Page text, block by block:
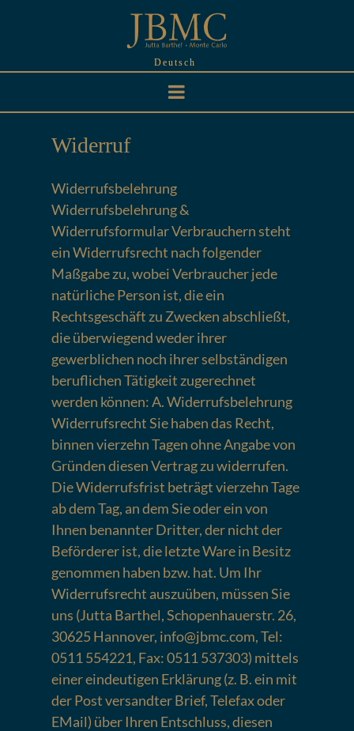
Deutsch
Widerruf
Widerrufsbelehrung
Widerrufsbelehrung &
Widerrufsformular Verbrauchern steht
ein Widerrufsrecht nach folgender
Maßgabe zu, wobei Verbraucher jede
natürliche Person ist, die ein
Rechtsgeschäft zu Zwecken abschließt,
die überwiegend weder ihrer
gewerblichen noch ihrer selbständigen
beruflichen Tätigkeit zugerechnet
werden können: A. Widerrufsbelehrung
Widerrufsrecht Sie haben das Recht,
binnen vierzehn Tagen ohne Angabe von
Gründen diesen Vertrag zu widerrufen.
Die Widerrufsfrist beträgt vierzehn Tage
ab dem Tag, an dem Sie oder ein von
Ihnen benannter Dritter, der nicht der
Beförderer ist, die letzte Ware in Besitz
genommen haben bzw. hat. Um Ihr
Widerrufsrecht auszuüben, müssen Sie
uns (Jutta Barthel, Schopenhauerstr. 26,
30625 Hannover, info@jbmc.com, Tel:
0511 554221, Fax: 0511 537303) mittels
einer eindeutigen Erklärung (z. B. ein mit
der Post versandter Brief, Telefax oder
EMail) über Ihren Entschluss, diesen